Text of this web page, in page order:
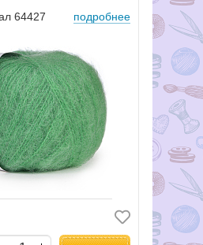
64427 подробнее